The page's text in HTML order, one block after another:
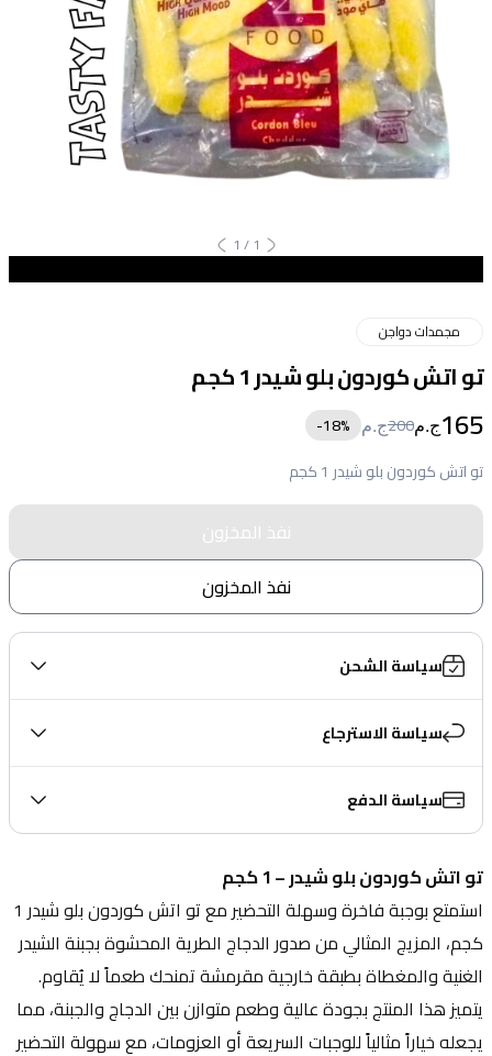
1
/
1
مجمدات دواجن
تو اتش كوردون بلو شيدر 1 كجم
165ج.م200ج.م 18%-
تو اتش كوردون بلو شيدر 1 كجم
نفذ المخزون
نفذ المخزون
سياسة الشحن
سياسة الاسترجاع
سياسة الدفع
تو اتش كوردون بلو شيدر – 1 كجم
الغنية والمغطاة بطبقة خارجية مقرمشة تمنحك طعماً لا يُقاوم.